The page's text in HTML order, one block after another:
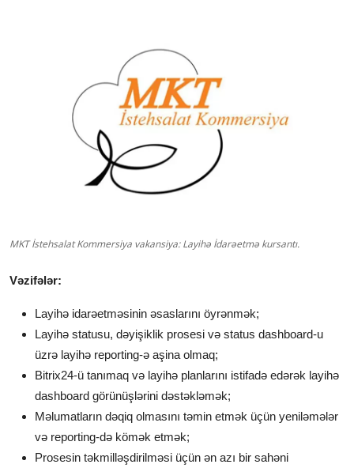
MKT İstehsalat Kommersiya vakansiya: Layihə İdarəetmə kursantı.
Vəzifələr:
Layihə idarəetməsinin əsaslarını öyrənmək;
Layihə statusu, dəyişiklik prosesi və status dashboard-u
üzrə layihə reporting-ə aşina olmaq;
Bitrix24-ü tanımaq və layihə planlarını istifadə edərək layihə
dashboard görünüşlərini dəstəkləmək;
Məlumatların dəqiq olmasını təmin etmək üçün yeniləmələr
və reporting-də kömək etmək;
Prosesin təkmilləşdirilməsi üçün ən azı bir sahəni